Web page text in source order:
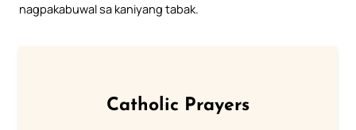
nagpakabuwal sa kaniyang tabak.
Catholic Prayers